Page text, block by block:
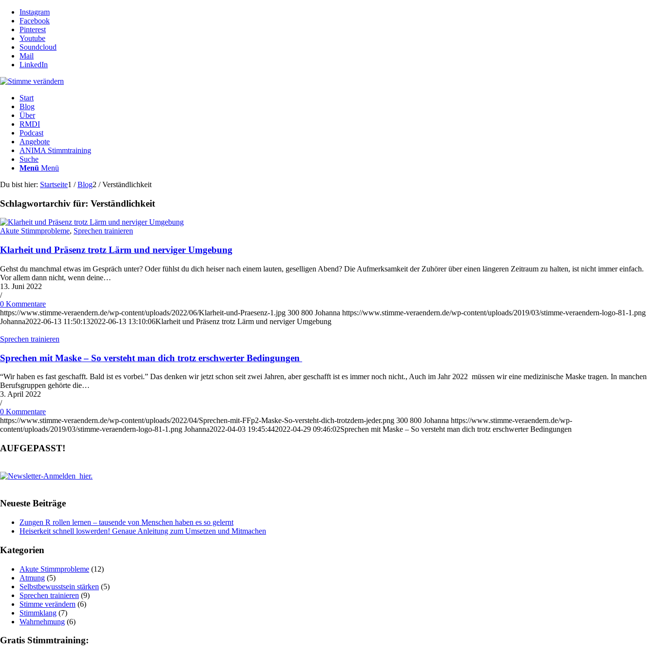
Instagram
Facebook
Pinterest
Youtube
Soundcloud
Mail
LinkedIn
Start
Blog
Über
RMDI
Podcast
Angebote
ANIMA Stimmtraining
Suche
Menü Menü
Du bist hier: Startseite1 / Blog2 / Verständlichkeit
Schlagwortarchiv für: Verständlichkeit
Akute Stimmprobleme, Sprechen trainieren
Klarheit und Präsenz trotz Lärm und nerviger Umgebung
Gehst du manchmal etwas im Gespräch unter? Oder fühlst du dich heiser nach einem lauten, geselligen Abend? Die Aufmerksamkeit der Zuhörer über einen längeren Zeitraum zu halten, ist nicht immer einfach.
Vor allem dann nicht, wenn deine…
13. Juni 2022
/
0 Kommentare
https://www.stimme-veraendern.de/wp-content/uploads/2022/06/Klarheit-und-Praesenz-1.jpg 300 800 Johanna https://www.stimme-veraendern.de/wp-content/uploads/2019/03/stimme-veraendern-logo-81-1.png
Johanna2022-06-13 11:50:132022-06-13 13:10:06Klarheit und Präsenz trotz Lärm und nerviger Umgebung
Sprechen trainieren
Sprechen mit Maske – So versteht man dich trotz erschwerter Bedingungen
“Wir haben es fast geschafft. Bald ist es vorbei.” Das denken wir jetzt schon seit zwei Jahren, aber geschafft ist es immer noch nicht., Auch im Jahr 2022 müssen wir eine medizinische Maske tragen. In manchen
Berufsgruppen gehörte die…
3. April 2022
/
0 Kommentare
https://www.stimme-veraendern.de/wp-content/uploads/2022/04/Sprechen-mit-FFp2-Maske-So-versteht-dich-trotzdem-jeder.png 300 800 Johanna https://www.stimme-veraendern.de/wp-
content/uploads/2019/03/stimme-veraendern-logo-81-1.png Johanna2022-04-03 19:45:442022-04-29 09:46:02Sprechen mit Maske – So versteht man dich trotz erschwerter Bedingungen
AUFGEPASST!
Neueste Beiträge
Zungen R rollen lernen – tausende von Menschen haben es so gelernt
Heiserkeit schnell loswerden! Genaue Anleitung zum Umsetzen und Mitmachen
Kategorien
Akute Stimmprobleme (12)
Atmung (5)
Selbstbewusstsein stärken (5)
Sprechen trainieren (9)
Stimme verändern (6)
Stimmklang (7)
Wahrnehmung (6)
Gratis Stimmtraining: